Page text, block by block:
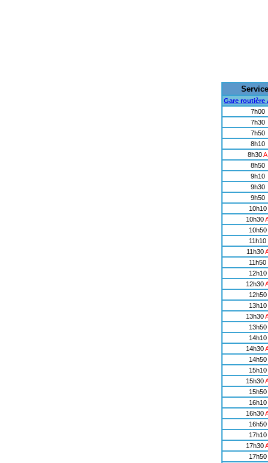
Gare routière
7h00
7h30
7h50
8h10
8h30A
8h50
9h10
9h30
9h50
10h10
10h30
10h50
11h10
11h30
11h50
12h10
12h30
12h50
13h10
13h30
13h50
14h10
14h30
14h50
15h10
15h30
15h50
16h10
16h30
16h50
17h10
17h30
17h50